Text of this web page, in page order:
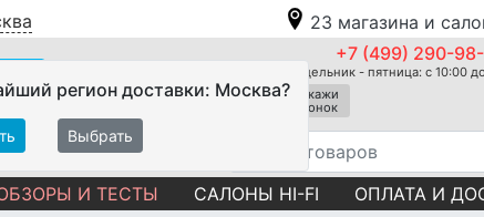
23 магазина и
регион доставки: Москва?
Выбрать
+7 (499) 290-
Понедельник - пятница: с 10:00
Закажи
звонок
И ТЕСТЫ САЛОНЫ HI-FI ОПЛАТА И